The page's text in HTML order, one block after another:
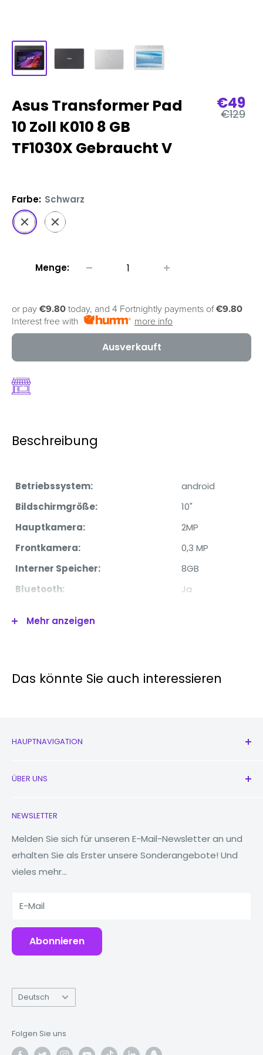
Asus Transformer Pad
10 Zoll K010 8 GB
TF1030X Gebraucht V
€49
€129
Farbe: Schwarz
SchwarzWeiß
Menge:
or pay €9.80 today, and 4 Fortnightly payments of€9.80
Interest free with
more info
Ausverkauft
Beschreibung
Betriebssystem:
android
Bildschirmgröße:
10"
Hauptkamera:
2MP
Frontkamera:
0,3 MP
Interner Speicher:
8GB
Bluetooth:
Ja
(Hinweis: „VM“ (MwSt.-Marge) und „V“ (MwSt.) stellen
Produkte sind identisch.)
Mehr anzeigen
Das könnte Sie auch interessieren
HAUPTNAVIGATION
Neu
Uhren
MacBooks
Tablets
Powerbanks
ÜBER UNS
Unsere Geschichte
Reduzieren, wiederverwenden, recyceln
Warum Fonez?
NEWSLETTER
Melden Sie sich für unseren E-Mail-Newsletter an und
erhalten Sie als Erster unsere Sonderangebote! Und
vieles mehr...
E-Mail
Abonnieren
Sprache
Deutsch
Folgen Sie uns